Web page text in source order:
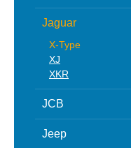
Jaguar
X-Type
XJ
XKR
JCB
Jeep